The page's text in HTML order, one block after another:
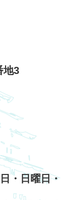
地3
・日曜日・